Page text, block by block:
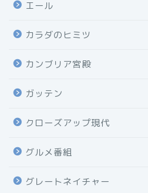
エール
カラダのヒミツ
カンブリア宮殿
ガッテン
クローズアップ現代
グルメ番組
グレートネイチャー